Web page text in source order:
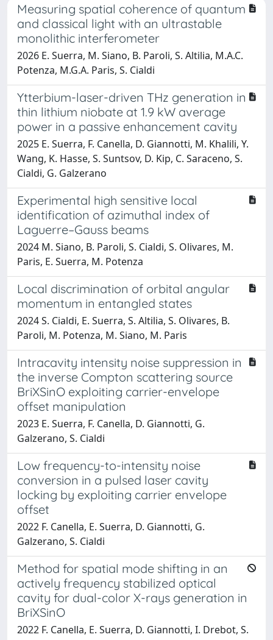
Measuring spatial coherence of quantum
and classical light with an ultrastable
monolithic interferometer
2026 E. Suerra, M. Siano, B. Paroli, S. Altilia, M.A.C.
Potenza, M.G.A. Paris, S. Cialdi
Ytterbium-laser-driven THz generation in
thin lithium niobate at 1.9 kW average
power in a passive enhancement cavity
2025 E. Suerra, F. Canella, D. Giannotti, M. Khalili, Y.
Wang, K. Hasse, S. Suntsov, D. Kip, C. Saraceno, S.
Cialdi, G. Galzerano
Experimental high sensitive local
identification of azimuthal index of
Laguerre–Gauss beams
2024 M. Siano, B. Paroli, S. Cialdi, S. Olivares, M.
Paris, E. Suerra, M. Potenza
Local discrimination of orbital angular
momentum in entangled states
2024 S. Cialdi, E. Suerra, S. Altilia, S. Olivares, B.
Paroli, M. Potenza, M. Siano, M. Paris
Intracavity intensity noise suppression in
the inverse Compton scattering source
BriXSinO exploiting carrier-envelope
offset manipulation
2023 E. Suerra, F. Canella, D. Giannotti, G.
Galzerano, S. Cialdi
Low frequency-to-intensity noise
conversion in a pulsed laser cavity
locking by exploiting carrier envelope
offset
2022 F. Canella, E. Suerra, D. Giannotti, G.
Galzerano, S. Cialdi
Method for spatial mode shifting in an
actively frequency stabilized optical
cavity for dual-color X-rays generation in
BriXSinO
2022 F. Canella, E. Suerra, D. Giannotti, I. Drebot, S.